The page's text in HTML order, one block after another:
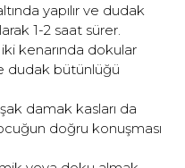
yapılır ve dudak
1-2 saat sürer.
iki kenarında dokular
dudak bütünlüğü
damak kasları da
doğru konuşması